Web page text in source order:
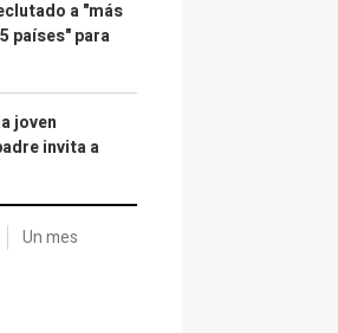
a "más
países" para
joven
invita a
Un mes